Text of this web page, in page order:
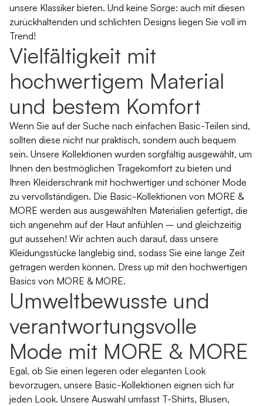
unsere Klassiker bieten. Und keine Sorge: auch mit diesen
zurückhaltenden und schlichten Designs liegen Sie voll im
Trend!
Vielfältigkeit mit
hochwertigem Material
und bestem Komfort
Wenn Sie auf der Suche nach einfachen Basic-Teilen sind,
sollten diese nicht nur praktisch, sondern auch bequem
sein. Unsere Kollektionen wurden sorgfältig ausgewählt, um
Ihnen den bestmöglichen Tragekomfort zu bieten und
Ihren Kleiderschrank mit hochwertiger und schöner Mode
zu vervollständigen. Die Basic-Kollektionen von MORE &
MORE werden aus ausgewählten Materialien gefertigt, die
sich angenehm auf der Haut anfühlen – und gleichzeitig
gut aussehen! Wir achten auch darauf, dass unsere
Kleidungsstücke langlebig sind, sodass Sie eine lange Zeit
getragen werden können. Dress up mit den hochwertigen
Basics von MORE & MORE.
Umweltbewusste und
verantwortungsvolle
Mode mit MORE & MORE
Egal, ob Sie einen legeren oder eleganten Look
bevorzugen, unsere Basic-Kollektionen eignen sich für
jeden Look. Unsere Auswahl umfasst T-Shirts, Blusen,